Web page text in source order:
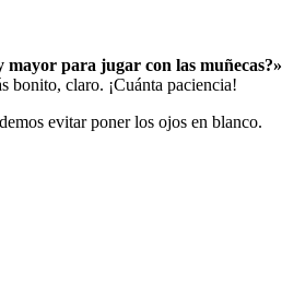
mayor para jugar con las muñecas?»
bonito, claro. ¡Cuánta paciencia!
evitar poner los ojos en blanco.